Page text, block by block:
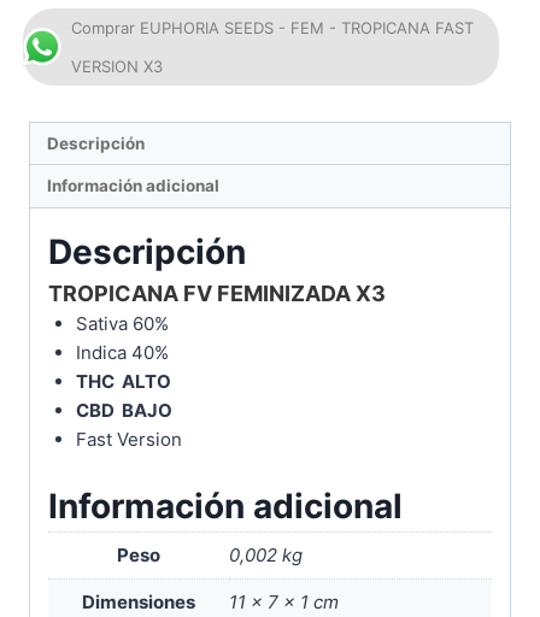
Comprar EUPHORIA SEEDS - FEM - TROPICANA FAST
VERSION X3
Descripción
Información adicional
Descripción
TROPICANA FV FEMINIZADA X3
Sativa 60%
Indica 40%
THC ALTO
CBD BAJO
Fast Version
Información adicional
Peso 0,002 kg
Dimensiones 11 × 7 × 1 cm